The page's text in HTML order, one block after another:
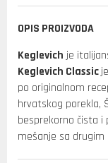
OPIS PROIZVODA
Keglevich je
Keglevich Classic
po originalnom
hrvatskog porekla,
besprekorno čista i
mešanje sa drugim